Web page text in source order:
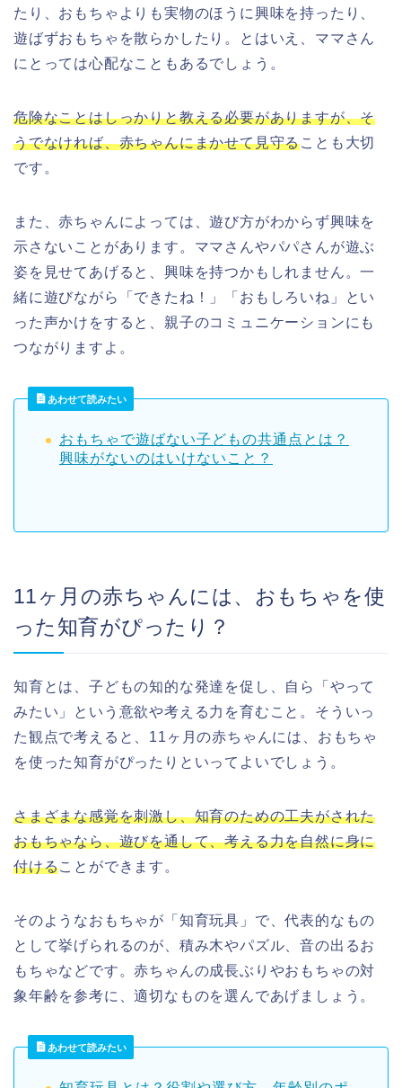
たり、おもちゃよりも実物のほうに興味を持ったり、
遊ばずおもちゃを散らかしたり。とはいえ、ママさん
にとっては心配なこともあるでしょう。
危険なことはしっかりと教える必要がありますが、そ
うでなければ、赤ちゃんにまかせて見守ることも大切
です。
また、赤ちゃんによっては、遊び方がわからず興味を
示さないことがあります。ママさんやパパさんが遊ぶ
姿を見せてあげると、興味を持つかもしれません。一
緒に遊びながら「できたね！」「おもしろいね」とい
った声かけをすると、親子のコミュニケーションにも
つながりますよ。
あわせて読みたい
おもちゃで遊ばない子どもの共通点とは？
興味がないのはいけないこと？
11ヶ月の赤ちゃんには、おもちゃを使
った知育がぴったり？
知育とは、子どもの知的な発達を促し、自ら「やって
みたい」という意欲や考える力を育むこと。そういっ
た観点で考えると、11ヶ月の赤ちゃんには、おもちゃ
を使った知育がぴったりといってよいでしょう。
さまざまな感覚を刺激し、知育のための工夫がされた
おもちゃなら、遊びを通して、考える力を自然に身に
付けることができます。
そのようなおもちゃが「知育玩具」で、代表的なもの
として挙げられるのが、積み木やパズル、音の出るお
もちゃなどです。赤ちゃんの成長ぶりやおもちゃの対
象年齢を参考に、適切なものを選んであげましょう。
あわせて読みたい